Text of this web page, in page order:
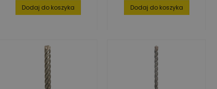
Dodaj do koszyka Dodaj do koszyka